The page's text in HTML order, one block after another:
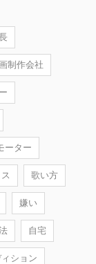
制作会社
ーター
歌い方
嫌い
自宅
ション